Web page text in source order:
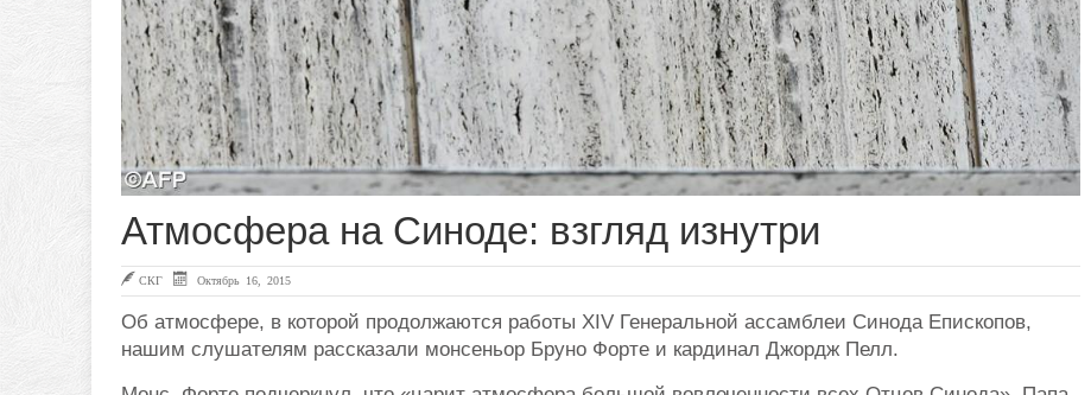
Атмосфера на Синоде: взгляд изнутри
СКГ Октябрь 16, 2015
Об атмосфере, в которой продолжаются работы XIV Генеральной ассамблеи Синода Епископов,
нашим слушателям рассказали монсеньор Бруно Форте и кардинал Джордж Пелл.